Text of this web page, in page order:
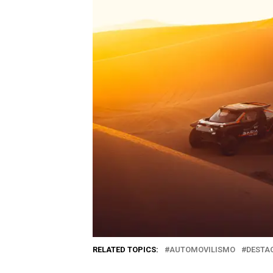
RELATED TOPICS: AUTOMOVILISMO